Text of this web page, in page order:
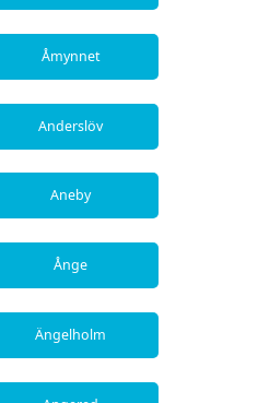
Åmynnet
Anderslöv
Aneby
Ånge
Ängelholm